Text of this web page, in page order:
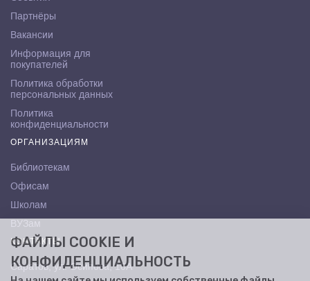
Партнёры
Вакансии
Информация для
покупателей
Политика обработки
персональных данных
Политика
конфиденциальности
ОРГАНИЗАЦИЯМ
Библиотекам
Офисам
Школам
ВУЗам
КОНТАКТЫ
Саратов, ул. Осипова, 10А
ФАЙЛЫ COOKIE И
КОНФИДЕНЦИАЛЬНОСТЬ